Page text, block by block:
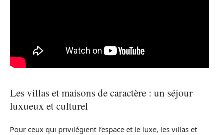
Les villas et maisons de caractère : un séjour
luxueux et culturel
Pour ceux qui privilégient l’espace et le luxe, les villas et